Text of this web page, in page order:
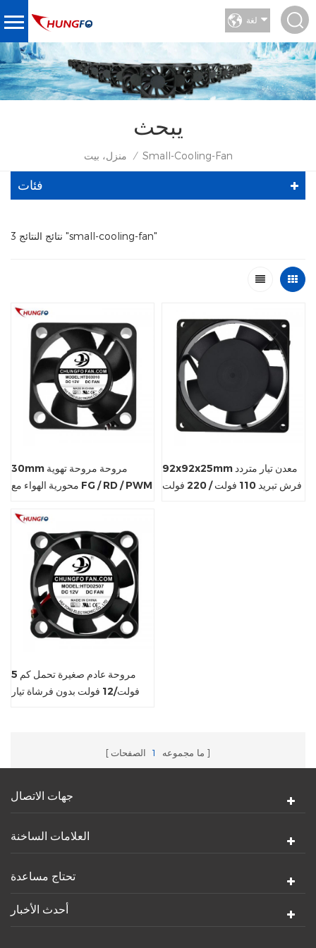
لغة
يبحث
منزل، بيت / Small-Cooling-Fan
فئات
3 نتائج النتائج "small-cooling-fan"
30mm مروحة مروحة تهوية
محورية الهواء مع FG / RD / PWM
92x92x25mm معدن تيار متردد
فرش تبريد 110 فولت / 220 فولت
مروحة عادم صغيرة تحمل كم 5
فولت/12 فولت بدون فرشاة تيار
ما مجموعه 1 الصفحات
جهات الاتصال
العلامات الساخنة
تحتاج مساعدة
أحدث الأخبار